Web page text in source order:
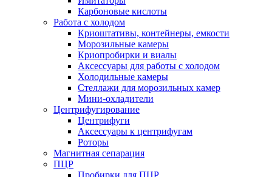
Карбоновые кислоты
Работа с холодом
Криоштативы, контейнеры, емкости
Морозильные камеры
Криопробирки и виалы
Аксессуары для работы с холодом
Холодильные камеры
Стеллажи для морозильных камер
Мини-охладители
Центрифугирование
Центрифуги
Аксессуары к центрифугам
Роторы
Магнитная сепарация
ПЦР
Пробирки для ПЦР